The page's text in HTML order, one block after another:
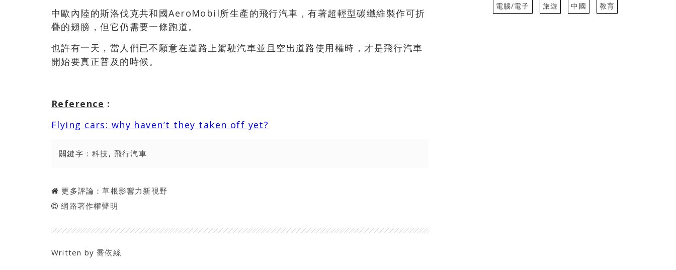
中歐內陸的斯洛伐克共和國AeroMobil所生產的飛行汽車，有著超輕型碳纖維製作可折
疊的翅膀，但它仍需要一條跑道。
也許有一天，當人們已不願意在道路上駕駛汽車並且空出道路使用權時，才是飛行汽車
開始要真正普及的時候。
Reference :
Flying cars: why haven’t they taken off yet?
關鍵字： 科技 , 飛行汽車
更多評論：草根影響力新視野
網路著作權聲明
Written by喬依絲
電腦/電子 旅遊 中國 教育